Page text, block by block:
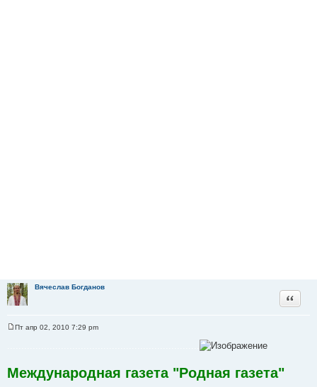
Вячеслав Богданов
Цитата
щ
е
Пт апр 02, 2010 7:29 pm
Международная газета "Родная газета"